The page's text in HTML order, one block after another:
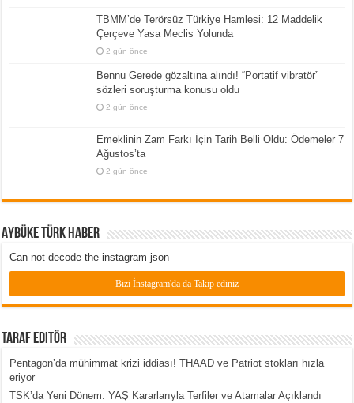
TBMM’de Terörsüz Türkiye Hamlesi: 12 Maddelik
Çerçeve Yasa Meclis Yolunda
2 gün önce
Bennu Gerede gözaltına alındı! “Portatif vibratör”
sözleri soruşturma konusu oldu
2 gün önce
Emeklinin Zam Farkı İçin Tarih Belli Oldu: Ödemeler 7
Ağustos’ta
2 gün önce
Aybüke Türk Haber
Can not decode the instagram json
Bizi İnstagram'da da Takip ediniz
Taraf Editör
Pentagon’da mühimmat krizi iddiası! THAAD ve Patriot stokları hızla
eriyor
TSK’da Yeni Dönem: YAŞ Kararlarıyla Terfiler ve Atamalar Açıklandı